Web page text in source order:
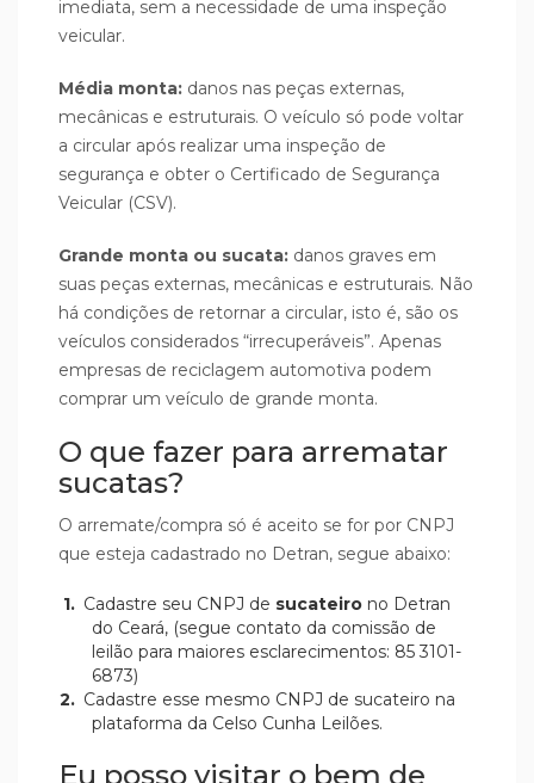
imediata, sem a necessidade de uma inspeção
veicular.
Média monta: danos nas peças externas,
mecânicas e estruturais. O veículo só pode voltar
a circular após realizar uma inspeção de
segurança e obter o Certificado de Segurança
Veicular (CSV).
Grande monta ou sucata: danos graves em
suas peças externas, mecânicas e estruturais. Não
há condições de retornar a circular, isto é, são os
veículos considerados “irrecuperáveis”. Apenas
empresas de reciclagem automotiva podem
comprar um veículo de grande monta.
O que fazer para arrematar
sucatas?
O arremate/compra só é aceito se for por CNPJ
que esteja cadastrado no Detran, segue abaixo:
Cadastre seu CNPJ de sucateiro no Detran
do Ceará, (segue contato da comissão de
leilão para maiores esclarecimentos: 85 3101-
6873)
Cadastre esse mesmo CNPJ de sucateiro na
plataforma da Celso Cunha Leilões.
Eu posso visitar o bem de